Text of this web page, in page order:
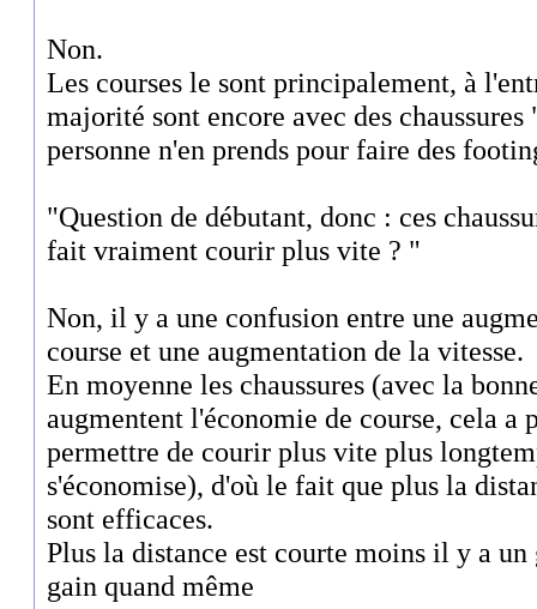
Non.
Les courses le sont principalement, à
majorité sont encore avec des
personne n'en prends pour faire des
"Question de débutant, donc : ces
fait vraiment courir plus vite ? "
Non, il y a une confusion entre une
course et une augmentation de la vitesse.
En moyenne les chaussures (avec la
augmentent l'économie de course, cela a
permettre de courir plus vite plus
s'économise), d'où le fait que plus la
sont efficaces.
Plus la distance est courte moins il y a
gain quand même